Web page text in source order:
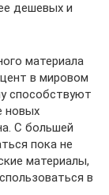
дешевых и
материала
в мировом
способствуют
новых
С большей
пока не
материалы,
в